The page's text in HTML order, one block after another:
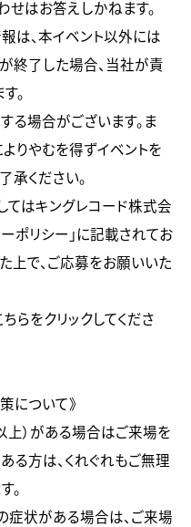
せはお答えしかねます。
は、本イベント以外には
終了した場合、当社が責
。
る場合がございます。ま
りやむを得ずイベントを
承ください。
てはキングレコード株式会
ポリシー」に記載されてお
上で、ご応募をお願いいた
らをクリックしてくださ
について》
）がある場合はご来場を
る方は、くれぐれもご無理
。
症状がある場合は、ご来場